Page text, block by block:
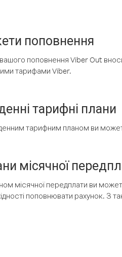
поповнення
поповнення Viber Out
тарифами Viber.
тарифні плани
тарифним планом ви
місячної
місячної передплати ви
поповнювати рахунок. З